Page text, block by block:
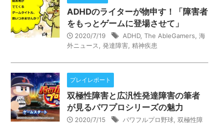
ADHDのライターが物申す！「障害者
をもっとゲームに登場させて」
2020/7/19 ADHD,The AbleGamers ,海
外ニュース
,発達障害 ,精神疾患
プレイレポート
双極性障害と広汎性発達障害の筆者
が見るパワプロシリーズの魅力
2020/7/15 パワフルプロ野球 ,双極性障